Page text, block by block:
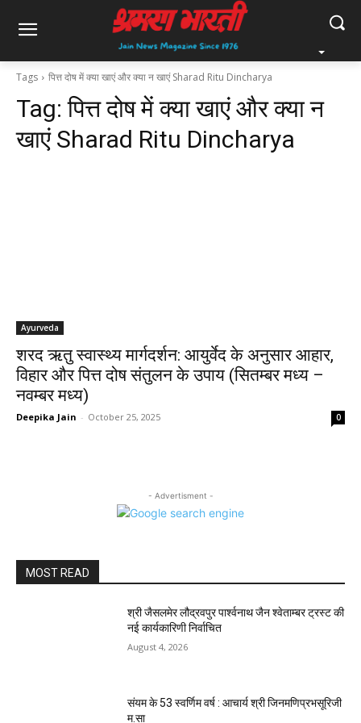
Tags पित्त दोष में क्या खाएं और क्या न खाएं Sharad Ritu Dincharya
Tag:पित्त दोष में क्या खाएं और क्या न
खाएं Sharad Ritu Dincharya
Ayurveda
शरद ऋतु स्वास्थ्य मार्गदर्शन: आयुर्वेद के अनुसार आहार,
विहार और पित्त दोष संतुलन के उपाय (सितम्बर मध्य –
नवम्बर मध्य)
Deepika Jain - October 25, 2025 0
- Advertisment -
MOST READ
श्री जैसलमेर लौद्रवपुर पार्श्वनाथ जैन श्वेताम्बर ट्रस्ट की
नई कार्यकारिणी निर्वाचित
August 4, 2026
संयम के 53 स्वर्णिम वर्ष : आचार्य श्री जिनमणिप्रभसूरिजी
म.सा